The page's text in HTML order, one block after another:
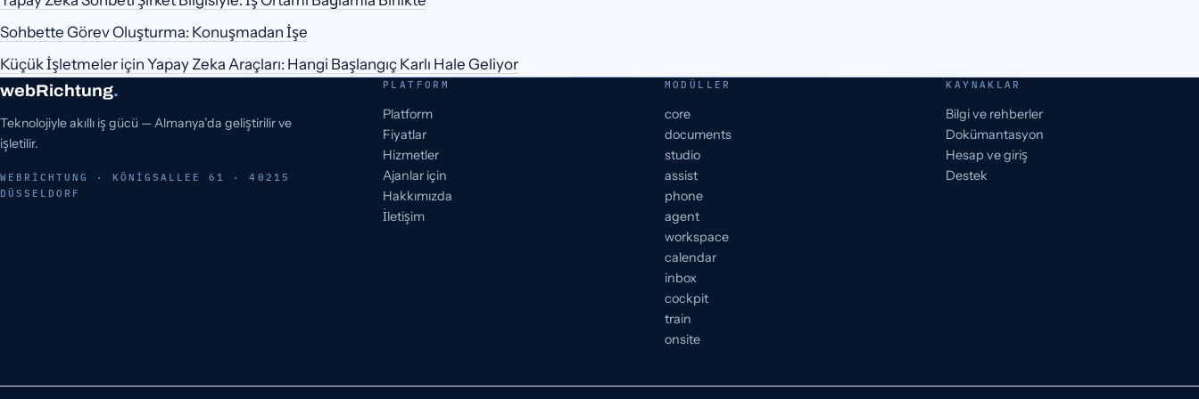
Sohbette Görev Oluşturma: Konuşmadan İşe
Küçük İşletmeler için Yapay Zeka Araçları: Hangi Başlangıç Karlı Hale Geliyor
webRichtung.
Teknolojiyle akıllı iş gücü — Almanya’da geliştirilir ve
işletilir.
WEBRICHTUNG · KÖNIGSALLEE 61 · 40215
DÜSSELDORF
PLATFORM
Platform
Fiyatlar
Hizmetler
Ajanlar için
Hakkımızda
İletişim
MODÜLLER
core
documents
studio
assist
phone
agent
workspace
calendar
inbox
cockpit
train
onsite
KAYNAKLAR
Bilgi ve rehberler
Dokümantasyon
Hesap ve giriş
Destek